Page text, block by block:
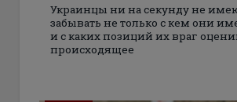
Украинцы ни на секунду не
забывать не только с кем они
и с каких позиций их враг
происходящее